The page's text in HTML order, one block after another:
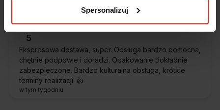
Spersonalizuj
Piotr zweryfikowano
5
Ekspresowa dostawa, super. Obsługa bardzo pomocna,
chętnie podpowie i doradzi. Opakowanie dokładnie
zabezpieczone. Bardzo kulturalna obsługa, krótkie
terminy realizacji. 👍️
w tym tygodniu